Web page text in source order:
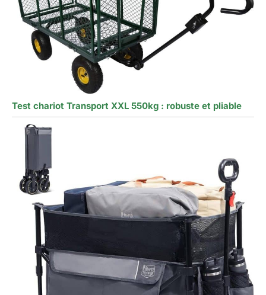
Test chariot Transport XXL 550kg : robuste et pliable